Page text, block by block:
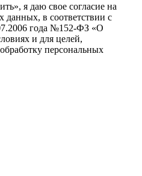
я даю свое согласие на
данных, в соответствии с
года №152-ФЗ «О
и для целей,
персональных